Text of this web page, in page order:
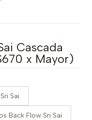
Cascada
x Mayor)
Sai
Back Flow Sri Sai